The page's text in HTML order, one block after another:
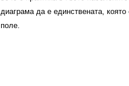
диаграма да е единствената,
поле.